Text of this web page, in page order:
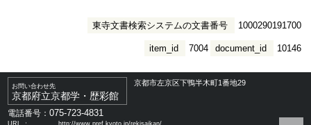
東寺文書検索システムの文書番号 1000290191700
document_id 10146
item_id 7004
お問い合わせ先
京都府立京都学・歴彩館
京都市左京区下鴨半木町1番地29
電話番号：075-723-4831
URL ： http://www.pref.kyoto.jp/rekisaikan/